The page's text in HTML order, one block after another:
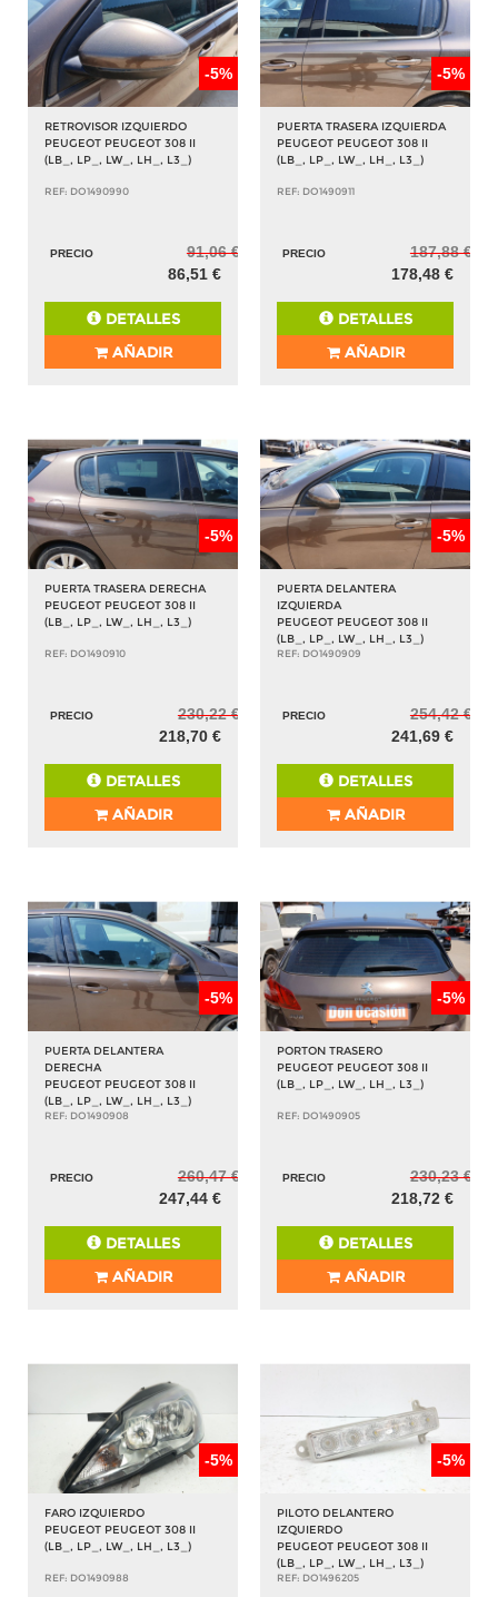
-5%
RETROVISOR IZQUIERDO
PEUGEOT PEUGEOT 308 II
(LB_, LP_, LW_, LH_, L3_)
REF: DO1490990
PRECIO
91,06 €
86,51 €
DETALLES
AÑADIR
-5%
PUERTA TRASERA IZQUIERDA
PEUGEOT PEUGEOT 308 II
(LB_, LP_, LW_, LH_, L3_)
REF: DO1490911
PRECIO
187,88 €
178,48 €
DETALLES
AÑADIR
-5%
PUERTA TRASERA DERECHA
PEUGEOT PEUGEOT 308 II
(LB_, LP_, LW_, LH_, L3_)
REF: DO1490910
PRECIO
230,22 €
218,70 €
DETALLES
AÑADIR
-5%
PUERTA DELANTERA
IZQUIERDA
PEUGEOT PEUGEOT 308 II
(LB_, LP_, LW_, LH_, L3_)
REF: DO1490909
PRECIO
254,42 €
241,69 €
DETALLES
AÑADIR
-5%
PUERTA DELANTERA
DERECHA
PEUGEOT PEUGEOT 308 II
(LB_, LP_, LW_, LH_, L3_)
REF: DO1490908
PRECIO
260,47 €
247,44 €
DETALLES
AÑADIR
-5%
PORTON TRASERO
PEUGEOT PEUGEOT 308 II
(LB_, LP_, LW_, LH_, L3_)
REF: DO1490905
PRECIO
230,23 €
218,72 €
DETALLES
AÑADIR
-5%
FARO IZQUIERDO
PEUGEOT PEUGEOT 308 II
(LB_, LP_, LW_, LH_, L3_)
REF: DO1490988
-5%
PILOTO DELANTERO
IZQUIERDO
PEUGEOT PEUGEOT 308 II
(LB_, LP_, LW_, LH_, L3_)
REF: DO1496205